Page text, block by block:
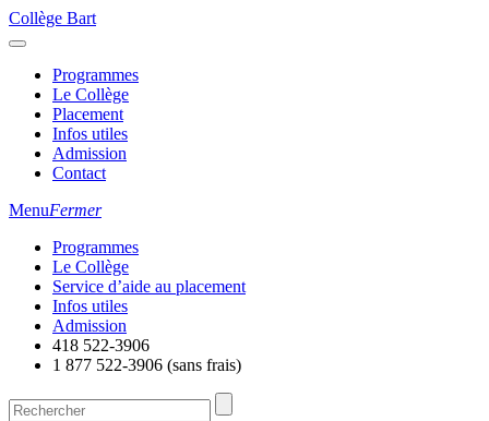
Collège Bart
Programmes
Le Collège
Placement
Infos utiles
Admission
Contact
MenuFermer
Programmes
Le Collège
Service d’aide au placement
Infos utiles
Admission
418 522-3906
1 877 522-3906 (sans frais)